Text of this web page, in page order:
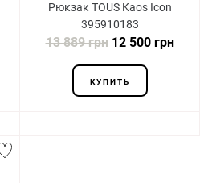
Рюкзак TOUS Kaos Icon
395910183
13 889 грн12 500 грн
КУПИТЬ